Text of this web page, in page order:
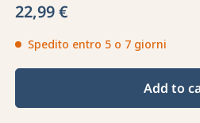
22,99 €
Spedito entro 5 o 7 giorni
Add to